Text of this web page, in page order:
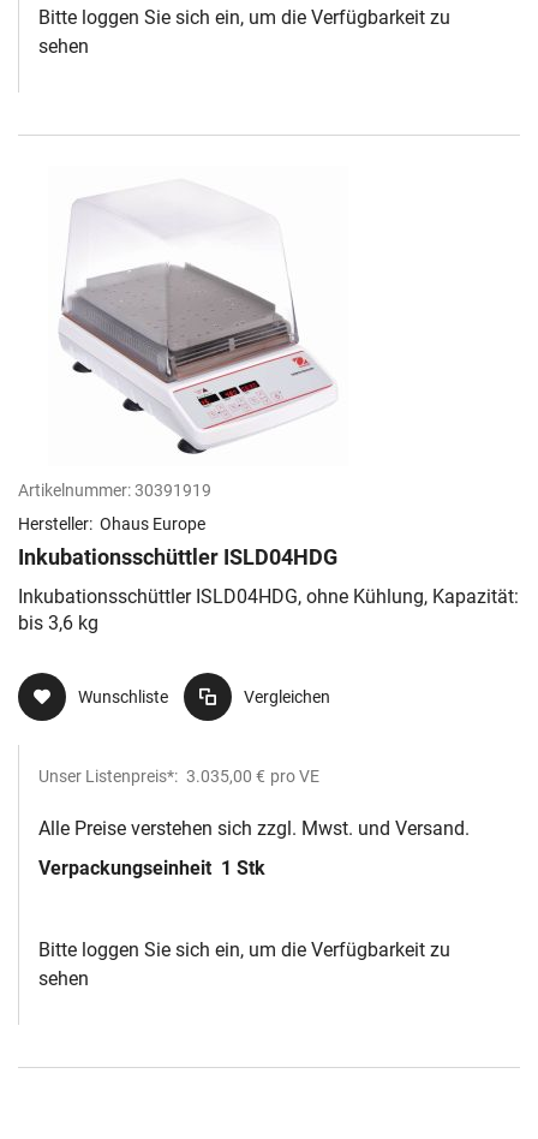
Bitte loggen Sie sich ein, um die Verfügbarkeit zu
sehen
Artikelnummer:30391919
Hersteller: Ohaus Europe
Inkubationsschüttler ISLD04HDG
Inkubationsschüttler ISLD04HDG, ohne Kühlung, Kapazität:
bis 3,6 kg
Wunschliste Vergleichen
Unser Listenpreis*: 3.035,00 € pro VE
Alle Preise verstehen sich zzgl. Mwst. und Versand.
Verpackungseinheit 1 Stk
Bitte loggen Sie sich ein, um die Verfügbarkeit zu
sehen